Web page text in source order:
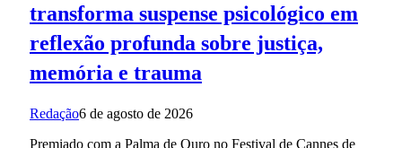
transforma suspense psicológico em
reflexão profunda sobre justiça,
memória e trauma
Redação6 de agosto de 2026
Premiado com a Palma de Ouro no Festival de Cannes de